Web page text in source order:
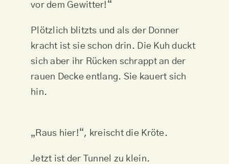
vor dem Gewitter!“
Plötzlich blitzts und als der Donner
kracht ist sie schon drin. Die Kuh duckt
sich aber ihr Rücken schrappt an der
rauen Decke entlang. Sie kauert sich
hin.
„Raus hier!“, kreischt die Kröte.
Jetzt ist der Tunnel zu klein.